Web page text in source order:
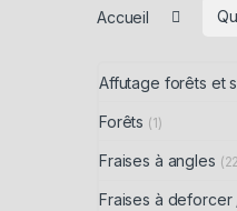
Accueil
Affutage forêts et
Forêts (1)
Fraises à angles
Fraises à deforcer